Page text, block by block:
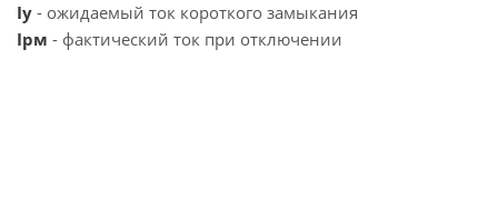
Iy - ожидаемый ток короткого замыкания
Iрм - фактический ток при отключении